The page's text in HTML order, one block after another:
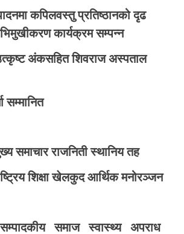
कपिलवस्तु प्रतिष्ठानको दृढ
कार्यक्रम सम्पन्न
अंकसहित शिवराज अस्पताल
सम्मानित
समाचार राजनिती स्थानिय तह
शिक्षा खेलकुद आर्थिक मनोरञ्जन
सम्पादकीय समाज स्वास्थ्य
अपराध